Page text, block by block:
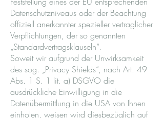
Datenschutzniveaus oder der Beachtung
offiziell anerkannter spezieller vertraglicher
Verpflichtungen, der so genannten
„Standardvertragsklauseln“.
Soweit wir aufgrund der Unwirksamkeit
des sog. „Privacy Shields“, nach Art. 49
Abs. 1 S. 1 lit. a) DSGVO die
ausdrückliche Einwilligung in die
Datenübermittlung in die USA von Ihnen
einholen, weisen wird diesbezüglich auf